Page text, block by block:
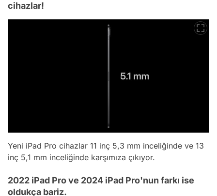
cihazlar!
Yeni iPad Pro cihazlar 11 inç 5,3 mm inceliğinde ve 13
inç 5,1 mm inceliğinde karşımıza çıkıyor.
2022 iPad Pro ve 2024 iPad Pro'nun farkı ise
oldukça bariz.